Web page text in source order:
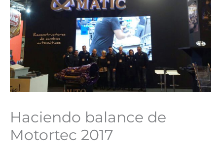
Haciendo balance de
Motortec 2017